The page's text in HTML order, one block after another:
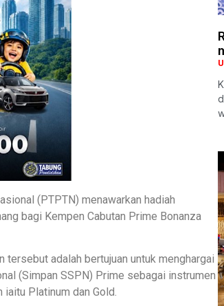
(PTPTN) menawarkan hadiah
bagi Kempen Cabutan Prime Bonanza
tersebut adalah bertujuan untuk menghargai
(Simpan SSPN) Prime sebagai instrumen
Platinum dan Gold.